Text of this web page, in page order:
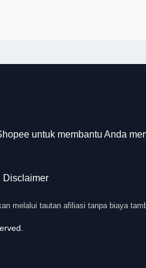
untuk membantu Anda
Disclaimer
melalui tautan afiliasi tanpa biaya